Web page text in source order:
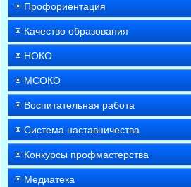
Профориентация
Качество образования
НОКО
МСОКО
Воспитательная работа
Система наставничества
Конкурсы профмастерства
Медиатека